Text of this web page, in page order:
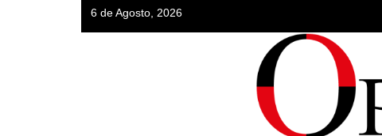
6 de Agosto, 2026